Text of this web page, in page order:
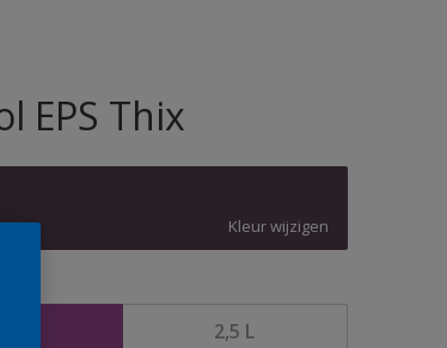
EPS Thix
Kleur wijzigen
2,5 L